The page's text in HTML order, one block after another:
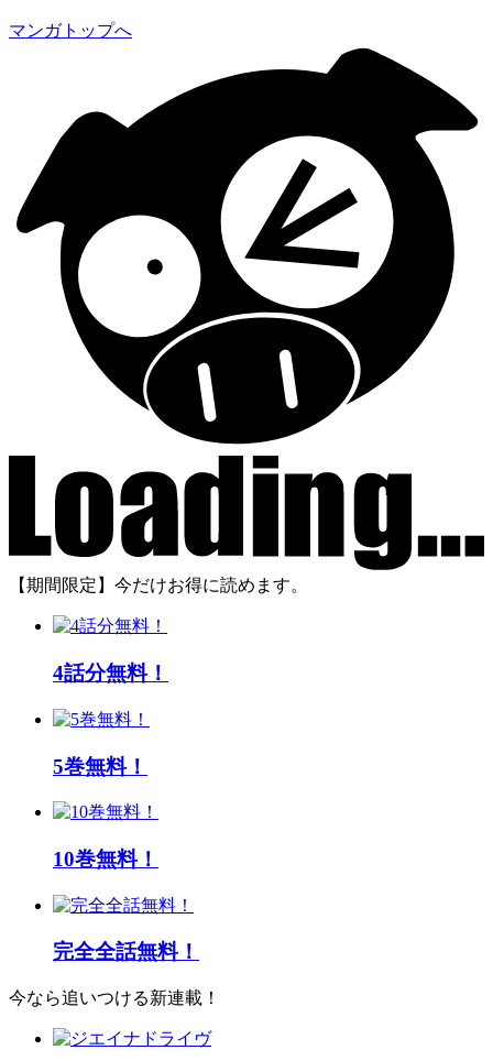
マンガトップへ
【期間限定】今だけお得に読めます。
4話分無料！
5巻無料！
10巻無料！
完全全話無料！
今なら追いつける新連載！